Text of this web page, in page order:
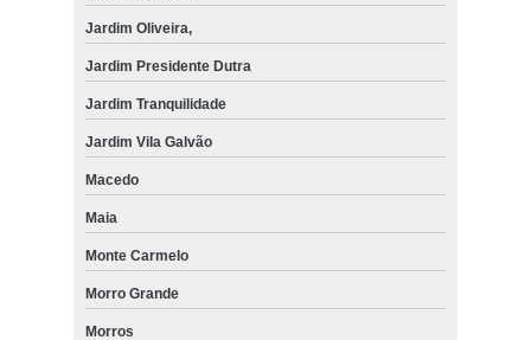
Jardim Oliveira,
Jardim Presidente Dutra
Jardim Tranquilidade
Jardim Vila Galvão
Macedo
Maia
Monte Carmelo
Morro Grande
Morros